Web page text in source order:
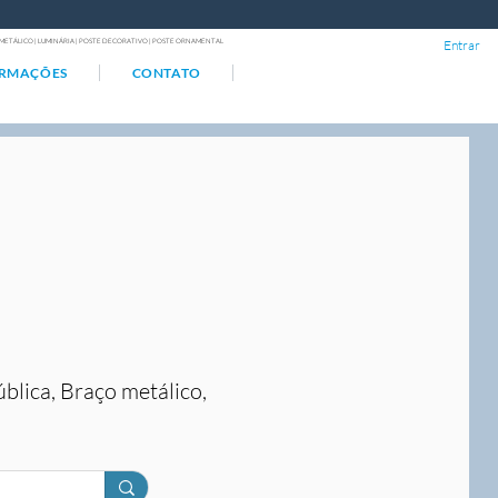
| LUMINÁRIA | POSTE DECORATIVO | POSTE ORNAMENTAL
CONTATO
Entrar
Braço metálico,